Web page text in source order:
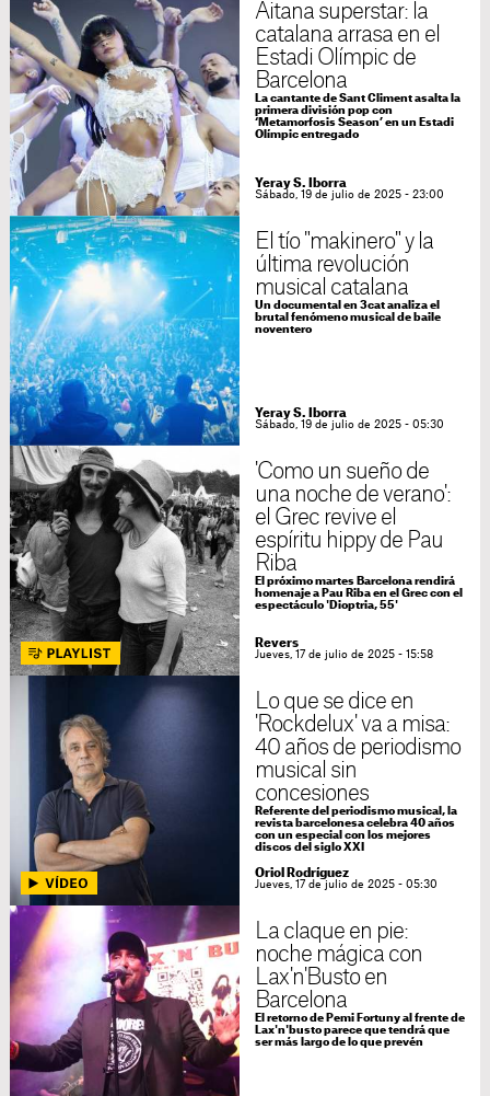
Aitana superstar: la
catalana arrasa en el
Estadi Olímpic de
Barcelona
La cantante de Sant Climent asalta la
primera división pop con
‘Metamorfosis Season’ en un Estadi
Olímpic entregado
Yeray S. Iborra
Sábado, 19 de julio de 2025 - 23:00
El tío "makinero" y la
última revolución
musical catalana
Un documental en 3cat analiza el
brutal fenómeno musical de baile
noventero
Yeray S. Iborra
Sábado, 19 de julio de 2025 - 05:30
'Como un sueño de
una noche de verano':
el Grec revive el
espíritu hippy de Pau
Riba
El próximo martes Barcelona rendirá
homenaje a Pau Riba en el Grec con el
espectáculo 'Dioptria, 55'
Revers
Jueves, 17 de julio de 2025 - 15:58
Lo que se dice en
'Rockdelux' va a misa:
40 años de periodismo
musical sin
concesiones
Referente del periodismo musical, la
revista barcelonesa celebra 40 años
con un especial con los mejores
discos del siglo XXI
Oriol Rodríguez
Jueves, 17 de julio de 2025 - 05:30
La claque en pie:
noche mágica con
Lax'n'Busto en
Barcelona
El retorno de Pemi Fortuny al frente de
Lax'n'busto parece que tendrá que
ser más largo de lo que prevén